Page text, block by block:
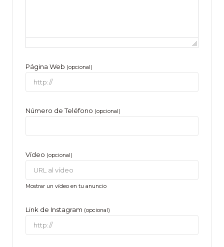
Página Web (opcional)
Número de Teléfono (opcional)
Vídeo (opcional)
Mostrar un vídeo en tu anuncio
Link de Instagram (opcional)